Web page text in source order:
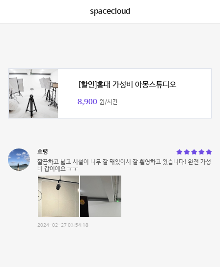
spacecloud
[할인]홍대 가성비 아몽스튜디오
8,900 원/시간
효령
깔끔하고 넓고 시설이 너무 잘 돼있어서 잘 쵤영하고 왔습니다! 완전 가성
비 갑이에요 ㅠㅜ
2024-02-27 03:54:18